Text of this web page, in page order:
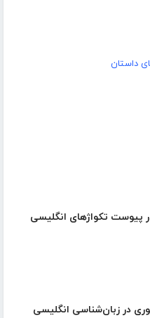
داستان
پیوست تکواژهای انگلیسی
در زبان‌شناسی انگلیسی